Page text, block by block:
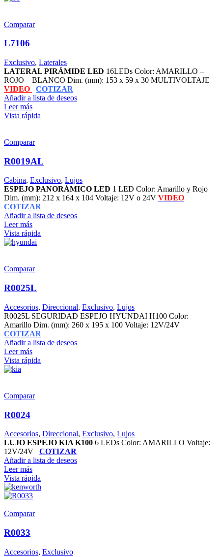
Comparar
L7106
Exclusivo, Laterales
LATERAL PIRÁMIDE LED 16LEDs Color: AMARILLO –
ROJO – BLANCO Dim. (mm): 153 x 59 x 30 MULTIVOLTAJE
VIDEO
COTIZAR
Añadir a lista de deseos
Leer más
Vista rápida
Comparar
R0019AL
Cabina, Exclusivo, Lujos
ESPEJO PANORÁMICO LED 1 LED Color: Amarillo y Rojo
Dim. (mm): 212 x 164 x 104 Voltaje: 12V o 24V VIDEO
COTIZAR
Añadir a lista de deseos
Leer más
Vista rápida
Comparar
R0025L
Accesorios, Direccional, Exclusivo, Lujos
R0025L SEGURIDAD ESPEJO HYUNDAI H100 Color:
Amarillo Dim. (mm): 260 x 195 x 100 Voltaje: 12V/24V
COTIZAR
Añadir a lista de deseos
Leer más
Vista rápida
Comparar
R0024
Accesorios, Direccional, Exclusivo, Lujos
LUJO ESPEJO KIA K100 6 LEDs Color: AMARILLO Voltaje:
12V/24V COTIZAR
Añadir a lista de deseos
Leer más
Vista rápida
Comparar
R0033
Accesorios, Exclusivo